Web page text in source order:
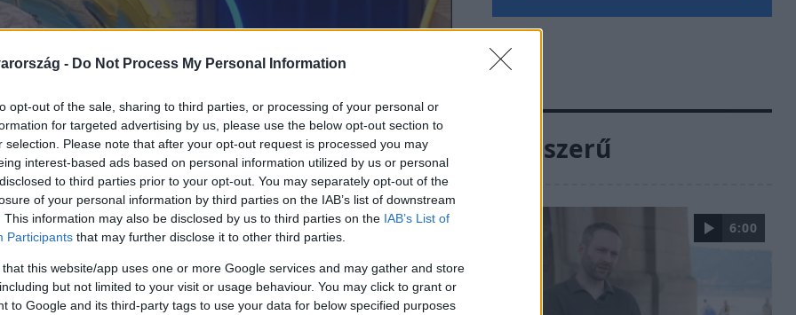
- Do Not Process My Personal Information
opt-out of the sale, sharing to third parties, or processing of your personal or
for targeted advertising by us, please use the below opt-out section to
selection. Please note that after your opt-out request is processed you may
interest-based ads based on personal information utilized by us or personal
to third parties prior to your opt-out. You may separately opt-out of the
of your personal information by third parties on the IAB’s list of downstream
This information may also be disclosed by us to third parties on the IAB’s List of
Participants that may further disclose it to other third parties.
that this website/app uses one or more Google services and may gather and store
but not limited to your visit or usage behaviour. You may click to grant or
to Google and its third-party tags to use your data for below specified purposes
Népszerű
6:00